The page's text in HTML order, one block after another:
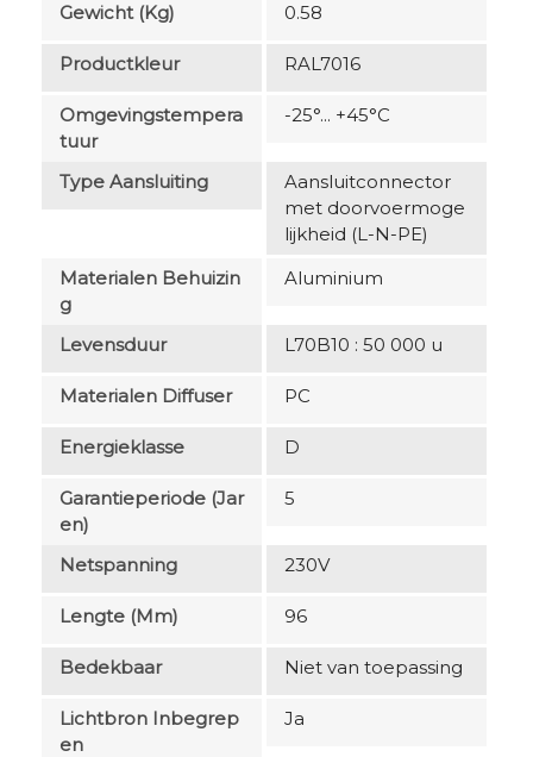
Gewicht (kg) 0.58
Productkleur RAL7016
Omgevingstempera
Tuur
-25°... +45°C
Type Aansluiting
Aansluitconnector
met doorvoermoge
lijkheid (L-N-PE)
Materialen Behuizin
G
Aluminium
Levensduur L70B10 : 50 000 u
Materialen Diffuser PC
Energieklasse D
Garantieperiode (jar
En)
5
Netspanning 230V
Lengte (mm) 96
Bedekbaar Niet van toepassing
Lichtbron Inbegrep
En
Ja